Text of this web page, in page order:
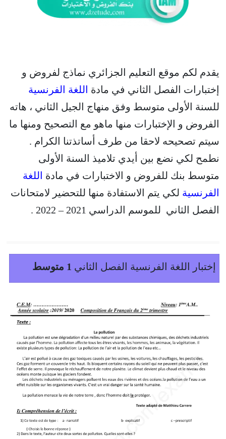
يقدم لكم موقع التعليم الجزائري نماذج لفروض و
إختبارات الفصل الثاني في مادة اللغة الفرنسية
للسنة الأولى متوسط وفق منهاج الجيل الثاني ، هاته
الفروض و الإختبارات منها ماهو مع التصحيح ومنها ما
سيتم تصحيحه لاحقا من طرف أساتذتنا الكرام .
نطمح لكي نضع بين أيدي تلاميذ السنة الأولى
متوسط بنك للفروض و الاختبارات في مادة اللغة
الفرنسية لكي يتم الاستفادة منها للتحضير لامتحانات
الفصل الثاني للموسم الدراسي 2021 – 2022 .
إختبار اللغة الفرنسية الفصل الثاني 1 متوسط